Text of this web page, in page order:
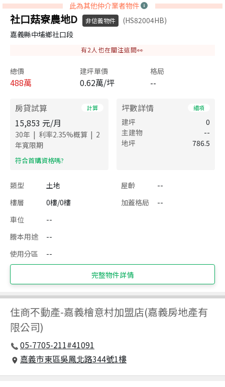
此為其他仲介業者物件
社口菇寮農地D 非信義物件
(HS82004HB)
嘉義縣中埔鄉社口段
有2 人也在關注這間👀
總價
488萬
建坪單價
0.62萬/坪
格局
--
房貸試算 計算
15,853 元/月
30年 | 利率2.35%概算 | 2
年寬限期
​符合首購資格嗎?
坪數詳情 細項
建坪
0
主建物
--
地坪
786.5
類型 土地 屋齡
--
樓層
0樓/0樓 加蓋格局
--
車位
--
謄本用途
--
使用分區
--
完整物件詳情
住商不動產-嘉義檜意村加盟店(嘉義房地產有
限公司)
05-7705-211#41091
嘉義市東區吳鳳北路344號1樓